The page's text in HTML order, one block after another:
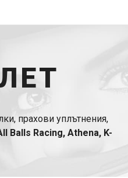
прахови уплътнения,
Balls Racing, Athena, K-